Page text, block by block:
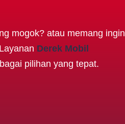
mogok? atau memang ingin
Derek Mobil
pilihan yang tepat.